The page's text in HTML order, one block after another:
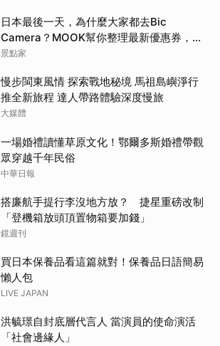
日本最後一天，為什麼大家都去Bic
Camera？MOOK幫你整理最新優惠券，行
前趕快存手機，結帳直接用，最高省10%
景點家
慢步閩東風情 探索戰地秘境 馬祖島嶼淨行
推全新旅程 達人帶路體驗深度慢旅
大媒體
一場婚禮讀懂草原文化！鄂爾多斯婚禮帶觀
眾穿越千年民俗
中華日報
搭廉航手提行李沒地方放？ 捷星重磅改制
「登機箱放頭頂置物箱要加錢」
鏡週刊
買日本保養品看這篇就對！保養品日語簡易
懶人包
LIVE JAPAN
洪毓璟自封底層代言人 當演員的使命演活
「社會邊緣人」